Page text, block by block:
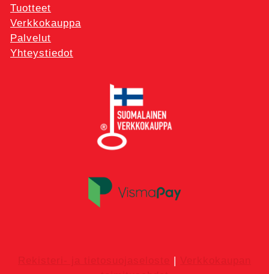
Tuotteet
Verkkokauppa
Palvelut
Yhteystiedot
|